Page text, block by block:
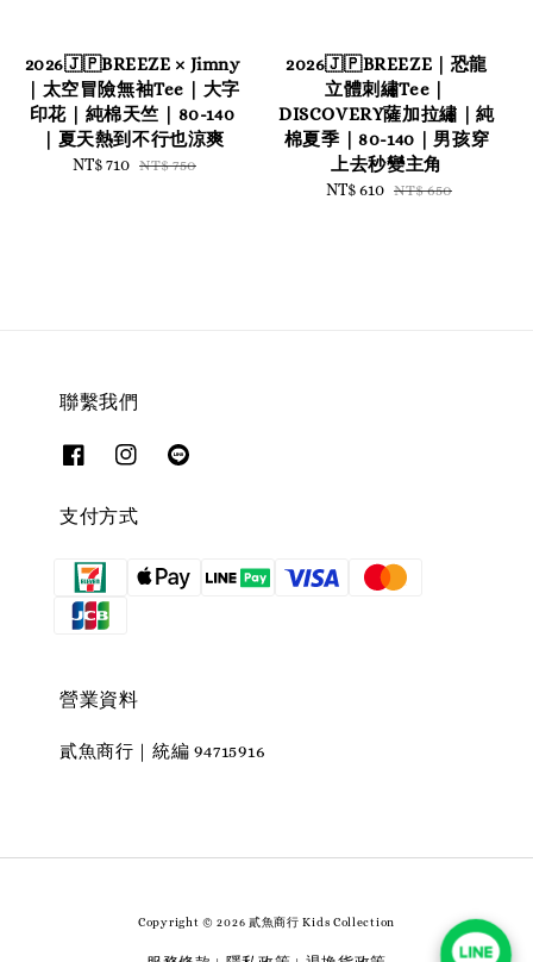
2026🇯🇵BREEZE × Jimny
｜太空冒險無袖Tee｜大字
印花｜純棉天竺｜80-140
｜夏天熱到不行也涼爽
Sale
NT$ 710 Regular
NT$ 750
2026🇯🇵BREEZE｜恐龍
立體刺繡Tee｜
DISCOVERY薩加拉繡｜純
棉夏季｜80-140｜男孩穿
上去秒變主角
Sale
NT$ 610 Regular
NT$ 650
聯繫我們
支付方式
營業資料
貳魚商行｜統編 94715916
Copyright © 2026 貳魚商行 Kids Collection